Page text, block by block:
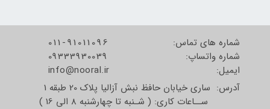
شماره های تماس:
شماره واتساپ:
​​​​​​​ایمیل:
011-91011096
09333930039
info@nooral.ir
آدرس: ساری خیابان حافظ نبش آزالیا پلاک 20 طبقه 1
ســاعات کاری: ( شـنبه تا چهارشنبه 8 الی 16 )